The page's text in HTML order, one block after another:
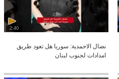
2:40
نضال الاحمدية: سوريا هل تعود طريق
امدادات لجنوب لبنان